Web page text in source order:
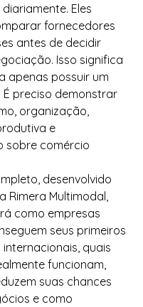
Eles
fornecedores
antes de decidir
Isso significa
apenas possuir um
preciso demonstrar
organização,
e
sobre comércio
desenvolvido
Rimera Multimodal,
como empresas
seus primeiros
quais
funcionam,
suas chances
e como